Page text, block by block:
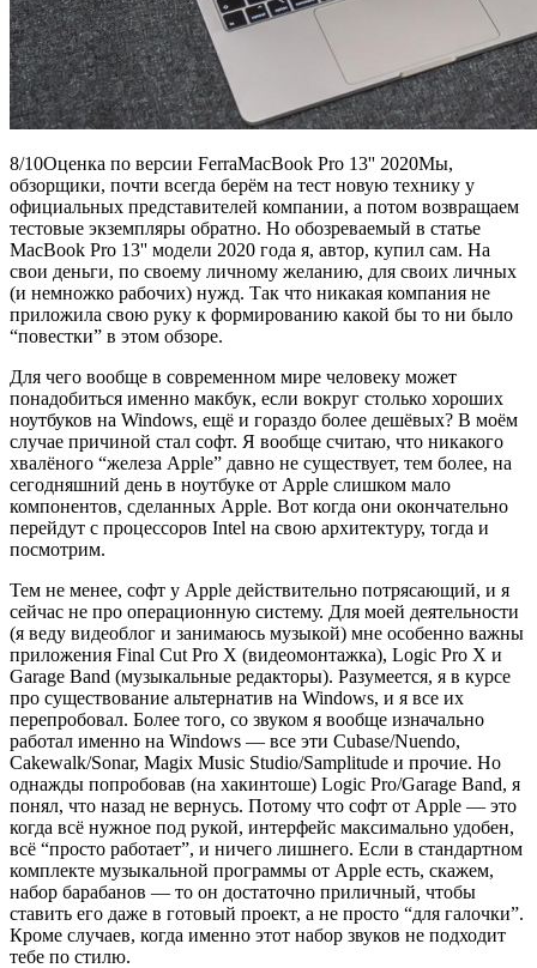
8/10Оценка по версии FerraMacBook Pro 13'' 2020Мы,
обзорщики, почти всегда берём на тест новую технику у
официальных представителей компании, а потом возвращаем
тестовые экземпляры обратно. Но обозреваемый в статье
MacBook Pro 13'' модели 2020 года я, автор, купил сам. На
свои деньги, по своему личному желанию, для своих личных
(и немножко рабочих) нужд. Так что никакая компания не
приложила свою руку к формированию какой бы то ни было
“повестки” в этом обзоре.
Для чего вообще в современном мире человеку может
понадобиться именно макбук, если вокруг столько хороших
ноутбуков на Windows, ещё и гораздо более дешёвых? В моём
случае причиной стал софт. Я вообще считаю, что никакого
хвалёного “железа Apple” давно не существует, тем более, на
сегодняшний день в ноутбуке от Apple слишком мало
компонентов, сделанных Apple. Вот когда они окончательно
перейдут с процессоров Intel на свою архитектуру, тогда и
посмотрим.
Тем не менее, софт у Apple действительно потрясающий, и я
сейчас не про операционную систему. Для моей деятельности
(я веду видеоблог и занимаюсь музыкой) мне особенно важны
приложения Final Cut Pro X (видеомонтажка), Logic Pro X и
Garage Band (музыкальные редакторы). Разумеется, я в курсе
про существование альтернатив на Windows, и я все их
перепробовал. Более того, со звуком я вообще изначально
работал именно на Windows — все эти Cubase/Nuendo,
Cakewalk/Sonar, Magix Music Studio/Samplitude и прочие. Но
однажды попробовав (на хакинтоше) Logic Pro/Garage Band, я
понял, что назад не вернусь. Потому что софт от Apple — это
когда всё нужное под рукой, интерфейс максимально удобен,
всё “просто работает”, и ничего лишнего. Если в стандартном
комплекте музыкальной программы от Apple есть, скажем,
набор барабанов — то он достаточно приличный, чтобы
ставить его даже в готовый проект, а не просто “для галочки”.
Кроме случаев, когда именно этот набор звуков не подходит
тебе по стилю.